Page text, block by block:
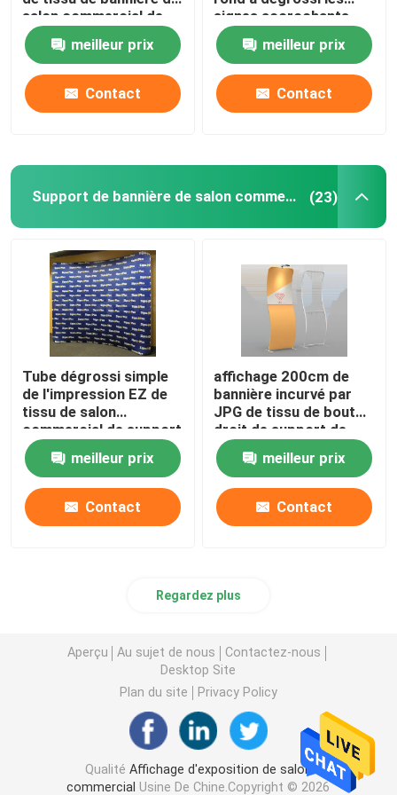
salon commercial de
triangle de place de
240x120x48in
meilleur prix
Contact
signes accrochants
3.2M Double Printed
120DPImeilleur prix
Contact
Support de bannière de salon commercial (23)
Tube dégrossi simple
de l'impression EZ de
tissu de salon
commercial de support
réutilisable de bannière
double meilleur prix
Contact
affichage 200cm de
bannière incurvé par
JPG de tissu de bout
droit de support de
tissu de tension du
serpent 72dpi
meilleur prix
Contact
Regardez plus
Aperçu Au sujet de nous
Contactez-nous
Desktop Site
Plan du site
Privacy Policy
Qualité Affichage d'exposition de salon
commercial Usine De Chine.Copyright © 2026